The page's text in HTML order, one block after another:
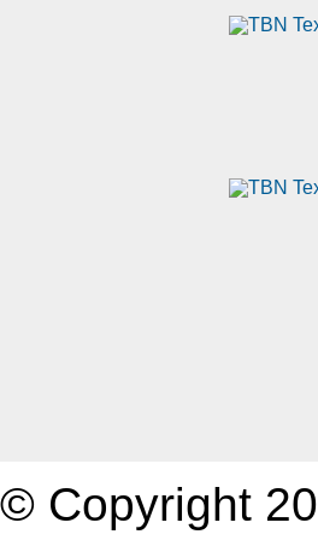
© Copyright